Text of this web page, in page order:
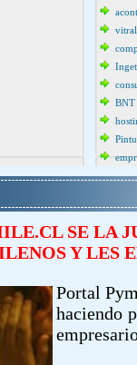
BNT
SE LA
Y LES
Portal
haciendo